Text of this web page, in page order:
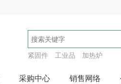
紧固件 工业品 加热炉
采购中心 销售网络